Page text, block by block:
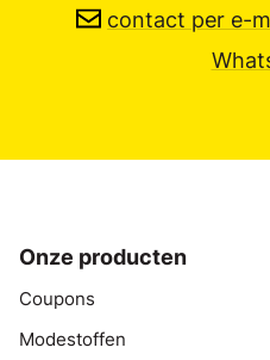
contact per e-
Onze producten
Coupons
Modestoffen